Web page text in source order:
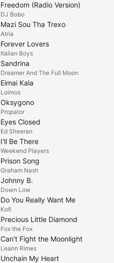
Freedom (Radio Version)
DJ Bobo
Mazi Sou Tha Trexo
Atria
Forever Lovers
Italian Boys
Sandrina
Dreamer And The Full Moon
Eimai Kala
Loimos
Oksygono
Propator
Eyes Closed
Ed Sheeran
I'll Be There
Weekend Players
Prison Song
Graham Nash
Johnny B.
Down Low
Do You Really Want Me
Kofi
Precious Little Diamond
Fox the Fox
Can't Fight the Moonlight
Leann Rimes
Unchain My Heart